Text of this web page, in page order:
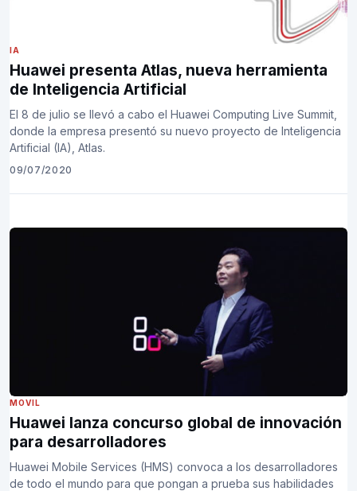
IA
Huawei presenta Atlas, nueva herramienta
de Inteligencia Artificial
El 8 de julio se llevó a cabo el Huawei Computing Live Summit,
donde la empresa presentó su nuevo proyecto de Inteligencia
Artificial (IA), Atlas.
09/07/2020
MOVIL
Huawei lanza concurso global de innovación
para desarrolladores
Huawei Mobile Services (HMS) convoca a los desarrolladores
de todo el mundo para que pongan a prueba sus habilidades